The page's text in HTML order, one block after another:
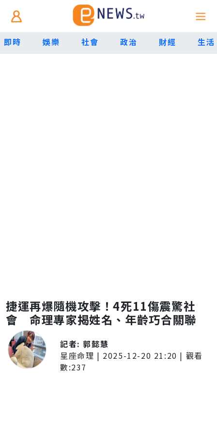
即時 娛樂 社會 政治 財經 生活
捷運再爆隨機攻擊！4死11傷震驚社
會 命理專家揭姓名、年齡巧合關聯
記者:郭懿慧
星座命理 | 2025-12-20 21:20 | 觀看
數:237